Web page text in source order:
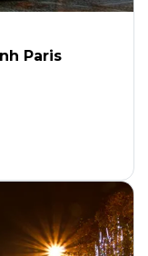
Paris